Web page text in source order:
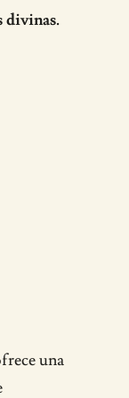
divinas.
una